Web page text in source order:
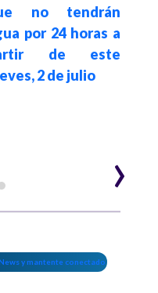
no tendrán
por 24 horas a
de este
2 de julio
›
y mantente conectado